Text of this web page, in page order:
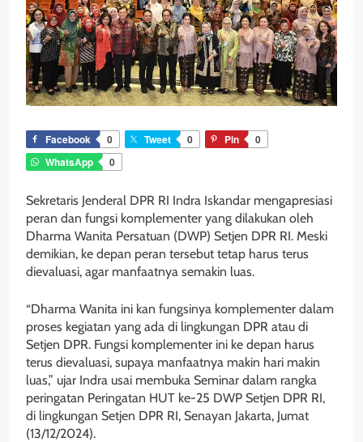
Facebook 0 Tweet 0 Pin
0
WhatsApp
0
Sekretaris Jenderal DPR RI Indra Iskandar mengapresiasi
peran dan fungsi komplementer yang dilakukan oleh
Dharma Wanita Persatuan (DWP) Setjen DPR RI. Meski
demikian, ke depan peran tersebut tetap harus terus
dievaluasi, agar manfaatnya semakin luas.
“Dharma Wanita ini kan fungsinya komplementer dalam
proses kegiatan yang ada di lingkungan DPR atau di
Setjen DPR. Fungsi komplementer ini ke depan harus
terus dievaluasi, supaya manfaatnya makin hari makin
luas,” ujar Indra usai membuka Seminar dalam rangka
peringatan Peringatan HUT ke-25 DWP Setjen DPR RI,
di lingkungan Setjen DPR RI, Senayan Jakarta, Jumat
(13/12/2024).